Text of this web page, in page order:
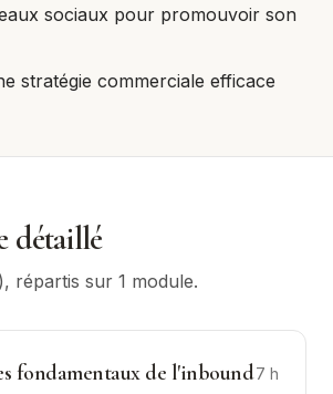
sociaux pour promouvoir son
stratégie commerciale efficace
détaillé
, répartis sur 1 module.
fondamentaux de l'inbound7 h